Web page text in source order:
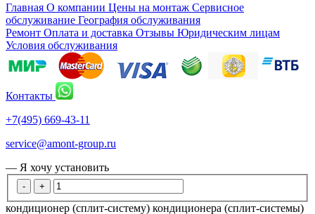
Главная О компании Цены на монтаж Сервисное
обслуживание География обслуживания
Ремонт Оплата и доставка Отзывы Юридическим лицам
Условия обслуживания
Контакты
+7(495) 669-43-11
service@amont-group.ru
— Я хочу установить
- +
кондиционер (сплит-систему) кондиционера (сплит-системы)